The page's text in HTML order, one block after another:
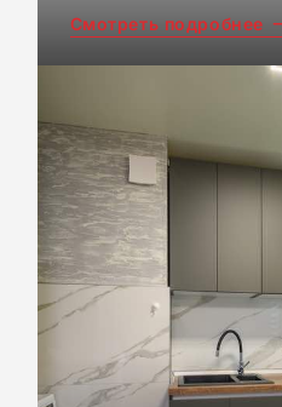
Смотреть подробнее